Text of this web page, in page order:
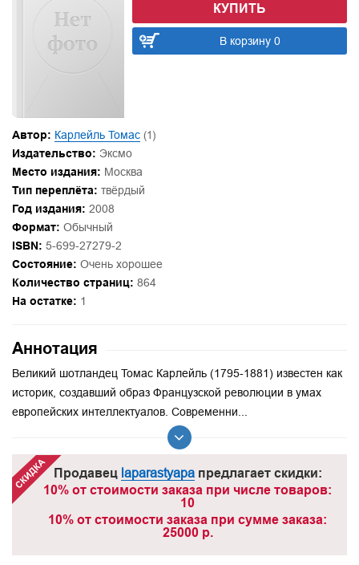
КУПИТЬ
В корзину 0
Автор: Карлейль Томас (1)
Издательство: Эксмо
Место издания: Москва
Тип переплёта: твёрдый
Год издания: 2008
Формат: Обычный
ISBN: 5-699-27279-2
Состояние: Очень хорошее
Количество страниц: 864
На остатке: 1
Аннотация
Великий шотландец Томас Карлейль (1795-1881) известен как
историк, создавший образ Французской революции в умах
европейских интеллектуалов. Современни...
Продавец laparastyapaпредлагает скидки:
10% от стоимости заказа при числе товаров:
10
10% от стоимости заказа при сумме заказа:
25000 р.